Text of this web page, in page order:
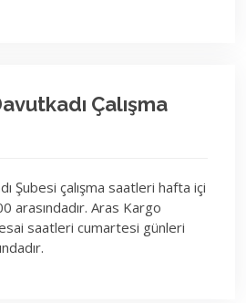
Çalışma
Şubesi çalışma saatleri hafta içi
arasındadır. Aras Kargo
saatleri cumartesi günleri